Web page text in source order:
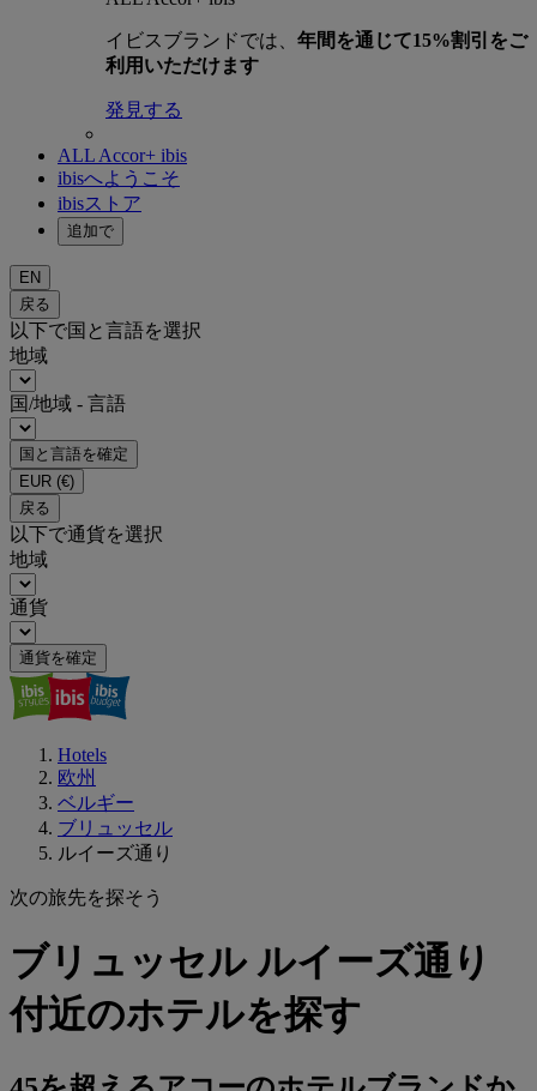
イビスブランドでは、 年間を通じて15%割引をご
利用いただけます
発見する
ALL Accor+ ibis
ibisへようこそ
ibisストア
追加で
EN
戻る
以下で国と言語を選択
地域
国/地域 - 言語
国と言語を確定
EUR (€)
戻る
以下で通貨を選択
地域
通貨
通貨を確定
Hotels
欧州
ベルギー
ブリュッセル
ルイーズ通り
次の旅先を探そう
ブリュッセル ルイーズ通り
付近のホテルを探す